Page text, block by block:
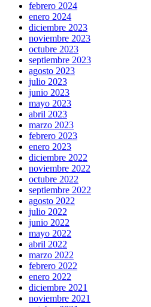
febrero 2024
enero 2024
diciembre 2023
noviembre 2023
octubre 2023
septiembre 2023
agosto 2023
julio 2023
junio 2023
mayo 2023
abril 2023
marzo 2023
febrero 2023
enero 2023
diciembre 2022
noviembre 2022
octubre 2022
septiembre 2022
agosto 2022
julio 2022
junio 2022
mayo 2022
abril 2022
marzo 2022
febrero 2022
enero 2022
diciembre 2021
noviembre 2021